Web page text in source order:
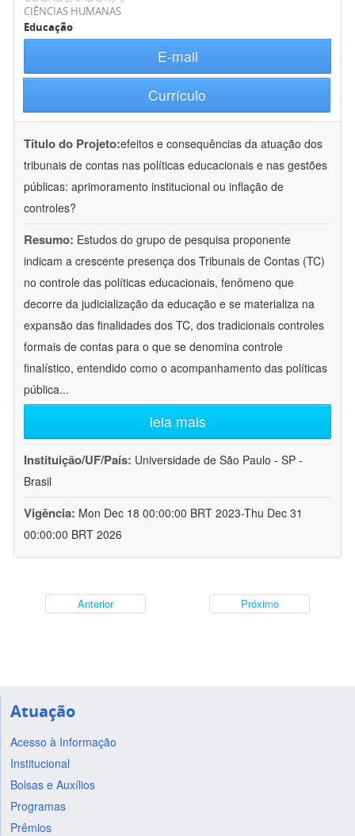
CIÊNCIAS HUMANAS
Educação
E-mail
Currículo
Título do Projeto:efeitos e consequências da atuação dos
tribunais de contas nas políticas educacionais e nas gestões
públicas: aprimoramento institucional ou inflação de
controles?
Resumo: Estudos do grupo de pesquisa proponente
indicam a crescente presença dos Tribunais de Contas (TC)
no controle das políticas educacionais, fenômeno que
decorre da judicialização da educação e se materializa na
expansão das finalidades dos TC, dos tradicionais controles
formais de contas para o que se denomina controle
finalístico, entendido como o acompanhamento das políticas
pública...
leia mais
Instituição/UF/País: Universidade de São Paulo - SP -
Brasil
Vigência: Mon Dec 18 00:00:00 BRT 2023-Thu Dec 31
00:00:00 BRT 2026
Anterior Próximo
Atuação
Acesso à Informação
Institucional
Bolsas e Auxílios
Programas
Prêmios